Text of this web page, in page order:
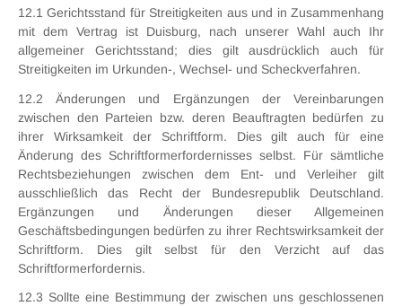
12.1 Gerichtsstand für Streitigkeiten aus und in Zusammenhang
mit dem Vertrag ist Duisburg, nach unserer Wahl auch Ihr
allgemeiner Gerichtsstand; dies gilt ausdrücklich auch für
Streitigkeiten im Urkunden-, Wechsel- und Scheckverfahren.
12.2 Änderungen und Ergänzungen der Vereinbarungen
zwischen den Parteien bzw. deren Beauftragten bedürfen zu
ihrer Wirksamkeit der Schriftform. Dies gilt auch für eine
Änderung des Schriftformerfordernisses selbst. Für sämtliche
Rechtsbeziehungen zwischen dem Ent- und Verleiher gilt
ausschließlich das Recht der Bundesrepublik Deutschland.
Ergänzungen und Änderungen dieser Allgemeinen
Geschäftsbedingungen bedürfen zu ihrer Rechtswirksamkeit der
Schriftform. Dies gilt selbst für den Verzicht auf das
Schriftformerfordernis.
12.3 Sollte eine Bestimmung der zwischen uns geschlossenen